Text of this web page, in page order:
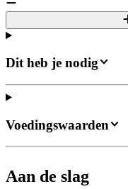
Dit heb je nodig
Aan de slag
Voedingswaarden